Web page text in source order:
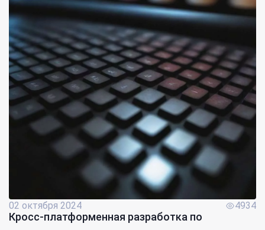
02 октября 2024 4934
Кросс-платформенная разработка по